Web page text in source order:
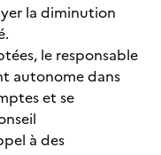
la diminution
le responsable
autonome dans
et se
à des